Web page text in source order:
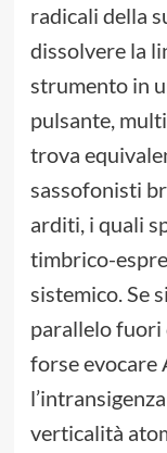
radicali della
dissolvere la
strumento in
pulsante,
trova
sassofonisti
arditi, i quali
timbrico-
sistemico. Se
parallelo fuori
forse evocare
verticalità